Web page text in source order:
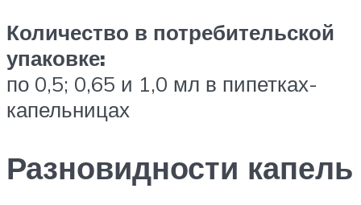
Количество в потребительской
упаковке:
по 0,5; 0,65 и 1,0 мл в пипетках-
капельницах
Разновидности капель